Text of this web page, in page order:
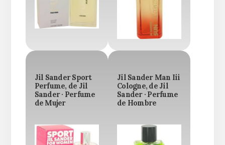
Jil Sander Sport
Perfume, de Jil
Sander · Perfume
de Mujer
Jil Sander Man Iii
Cologne, de Jil
Sander · Perfume
de Hombre